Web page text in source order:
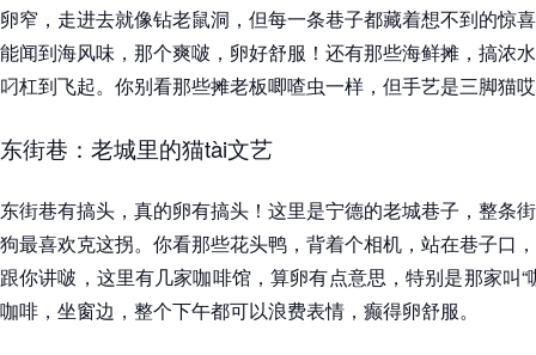
卵窄，走进去就像钻老鼠洞，但每一条巷子都藏着想不到的惊
能闻到海风味，那个爽啵，卵好舒服！还有那些海鲜摊，搞浓
叼杠到飞起。你别看那些摊老板唧喳虫一样，但手艺是三脚猫
东街巷：老城里的猫tài文艺
东街巷有搞头，真的卵有搞头！这里是宁德的老城巷子，整条
狗最喜欢克这拐。你看那些花头鸭，背着个相机，站在巷子口
跟你讲啵，这里有几家咖啡馆，算卵有点意思，特别是那家叫
咖啡，坐窗边，整个下午都可以浪费表情，癫得卵舒服。